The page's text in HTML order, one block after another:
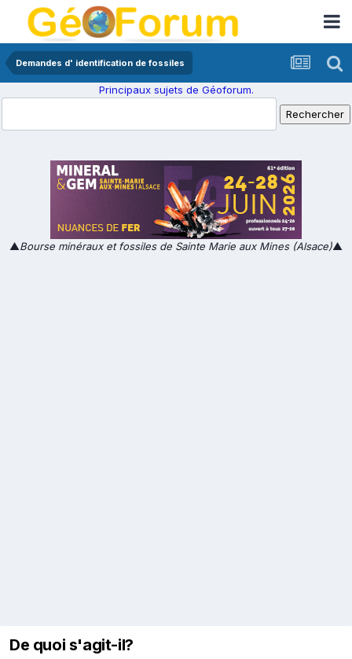
Demandes d' identification de fossiles
Principaux sujets de Géoforum.
▲Bourse minéraux et fossiles de Sainte Marie aux Mines (Alsace)▲
De quoi s'agit-il?